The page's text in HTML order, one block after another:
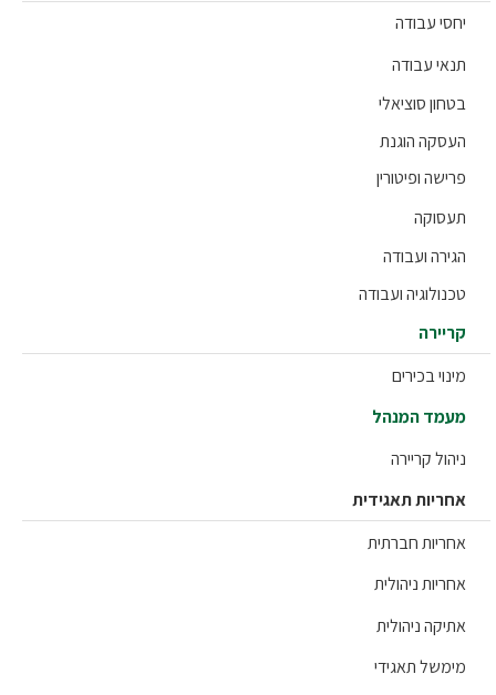
עבודה
עבודה
סוציאלי
הוגנת
ופיטורין
ועבודה
ועבודה
בכירים
המנהל
קריירה
תאגידית
חברתית
ניהולית
ניהולית
תאגידי